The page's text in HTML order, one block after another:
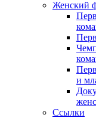
Женский
и
Ссылки